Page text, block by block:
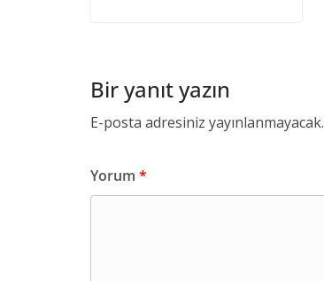
Bir yanıt yazın
E-posta adresiniz yayınlanmayacak.
Yorum *